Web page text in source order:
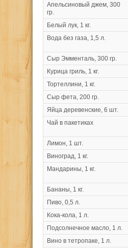
Апельсиновый джем, 300
гр.
Белый лук, 1 кг.
Вода без газа, 1,5 л.
Сыр Эмменталь, 300 гр.
Курица гриль, 1 кг.
Тортеллини, 1 кг.
Сыр фета, 200 гр.
Яйца деревенские, 6 шт.
Чай в пакетиках
Лимон, 1 шт.
Виноград, 1 кг.
Мандарины, 1 кг.
Бананы, 1 кг.
Пиво, 0,5 л.
Кока-кола, 1 л.
Подсолнечное масло, 1 л.
Вино в тетропаке, 1 л.